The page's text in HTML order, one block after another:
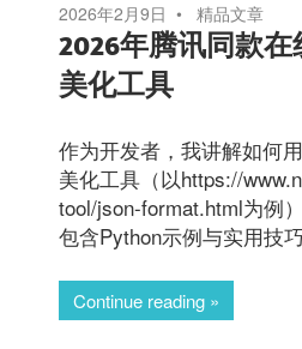
2026年2月9日 精品文章
2026年腾讯同款在
美化工具
作为开发者，我讲解如何
美化工具（以https://
tool/json-format.html为例
包含Python示例与实用技巧
Continue reading